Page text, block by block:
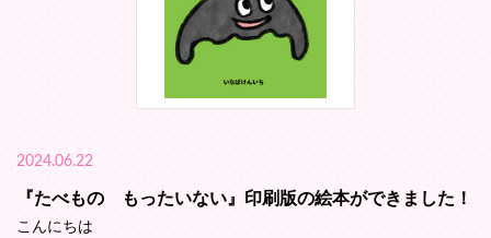
2024.06.22
『たべもの もったいない』印刷版の絵本ができました！
こんにちは